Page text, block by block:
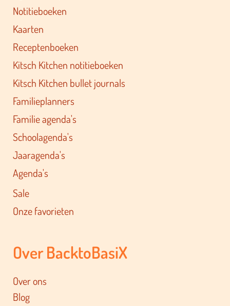
Notitieboeken
Kaarten
Receptenboeken
Kitsch Kitchen notitieboeken
Kitsch Kitchen bullet journals
Familieplanners
Familie agenda's
Schoolagenda's
Jaaragenda's
Agenda's
Sale
Onze favorieten
Over BacktoBasiX
Over ons
Blog